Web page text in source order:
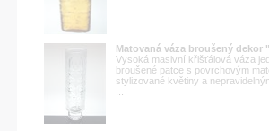
Matovaná váza broušený dekor
Vysoká masivní křišťálová váza
broušené patce s povrchovým
stylizované květiny a